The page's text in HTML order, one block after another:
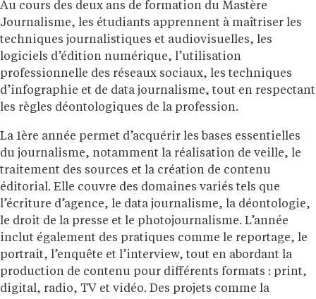
Au cours des deux ans de formation du Mastère
Journalisme, les étudiants apprennent à maîtriser les
techniques journalistiques et audiovisuelles, les
logiciels d’édition numérique, l’utilisation
professionnelle des réseaux sociaux, les techniques
d’infographie et de data journalisme, tout en respectant
les règles déontologiques de la profession.
La 1ère année permet d’acquérir les bases essentielles
du journalisme, notamment la réalisation de veille, le
traitement des sources et la création de contenu
éditorial. Elle couvre des domaines variés tels que
l’écriture d’agence, le data journalisme, la déontologie,
le droit de la presse et le photojournalisme. L’année
inclut également des pratiques comme le reportage, le
portrait, l’enquête et l’interview, tout en abordant la
production de contenu pour différents formats : print,
digital, radio, TV et vidéo. Des projets comme la